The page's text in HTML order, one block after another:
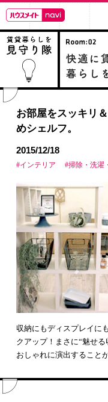
お部屋をスッキリ
めシェルフ。
2015/12/18
#インテリア #掃除・洗濯
収納にもディスプレイに
クアップ！まさに“魅せ
おしゃれに演出すること